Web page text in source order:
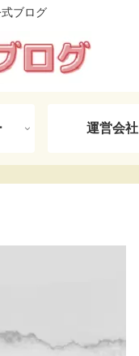
ブログ
運営会社